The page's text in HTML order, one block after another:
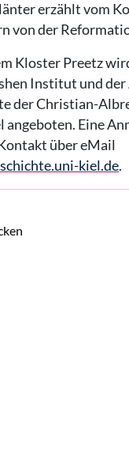
erzählt vom
von der
Kloster Preetz
Institut und
der Christian-
Eine
über eMail
kiel.de.